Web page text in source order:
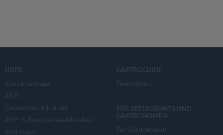
ÜBER
Kontaktanfrage
AGB
Datenschutzerklärung
APP- & Benutzerdaten löschen
Impressum
GASTROGUIDE
Deutschland
FÜR RESTAURANTS UND
GASTRONOMEN
Für Gastronomen